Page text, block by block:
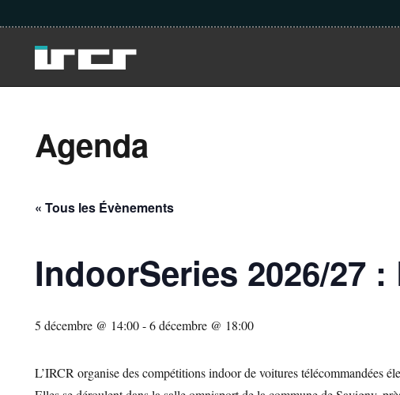
Agenda
« Tous les Évènements
IndoorSeries 2026/27
5 décembre @ 14:00-6 décembre @ 18:00
L’IRCR organise des compétitions indoor de voitures télécommandées